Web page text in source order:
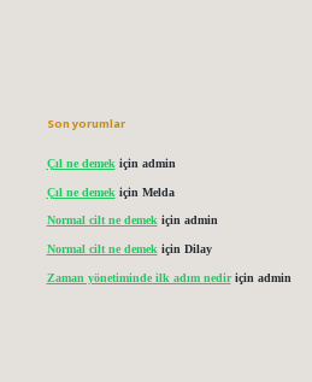
Son yorumlar
Çıl ne demek için admin
Çıl ne demek için Melda
Normal cilt ne demekiçin admin
Normal cilt ne demek için Dilay
Zaman yönetiminde ilk adım nediriçin admin